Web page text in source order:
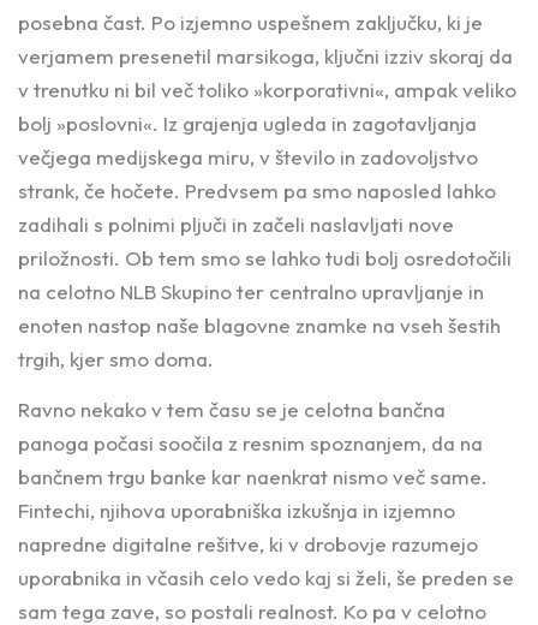
posebna čast. Po izjemno uspešnem zaključku, ki je
verjamem presenetil marsikoga, ključni izziv skoraj da
v trenutku ni bil več toliko »korporativni«, ampak veliko
bolj »poslovni«. Iz grajenja ugleda in zagotavljanja
večjega medijskega miru, v število in zadovoljstvo
strank, če hočete. Predvsem pa smo naposled lahko
zadihali s polnimi pljuči in začeli naslavljati nove
priložnosti. Ob tem smo se lahko tudi bolj osredotočili
na celotno NLB Skupino ter centralno upravljanje in
enoten nastop naše blagovne znamke na vseh šestih
trgih, kjer smo doma.
Ravno nekako v tem času se je celotna bančna
panoga počasi soočila z resnim spoznanjem, da na
bančnem trgu banke kar naenkrat nismo več same.
Fintechi, njihova uporabniška izkušnja in izjemno
napredne digitalne rešitve, ki v drobovje razumejo
uporabnika in včasih celo vedo kaj si želi, še preden se
sam tega zave, so postali realnost. Ko pa v celotno